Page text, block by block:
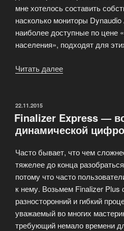
мне хотелось составить
насколько мониторы
наиболее доступные по цене
населения», подходят для
Читать далее
Dynaudio
Acoustics»
ОПУБЛИКОВАНО
22.11.2015
Finalizer Express —
динамической
Часто бывает, что чем
тяжелее до конца
потому что часто
к нему. Возьмем Finalizer
разносторонний и гибкий
уважаемый во многих
требующий немало времени